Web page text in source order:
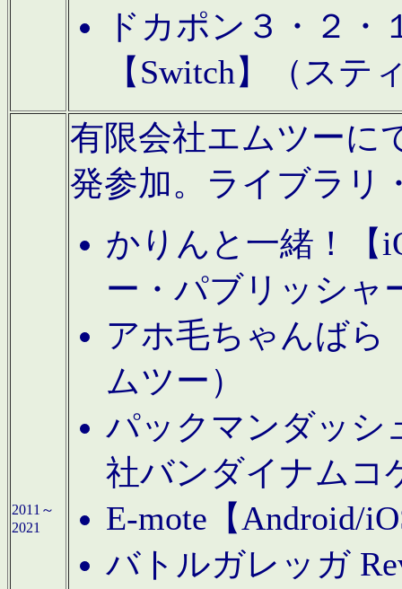
ドカポン３・２
【Switch】（ステ
2011～
2021
有限会社エムツーに
発参加。ライブラリ
かりんと一緒！【
ー・パブリッシャ
アホ毛ちゃんばら
ムツー）
パックマンダッシ
社バンダイナムコ
E-mote【Android/
バトルガレッガ